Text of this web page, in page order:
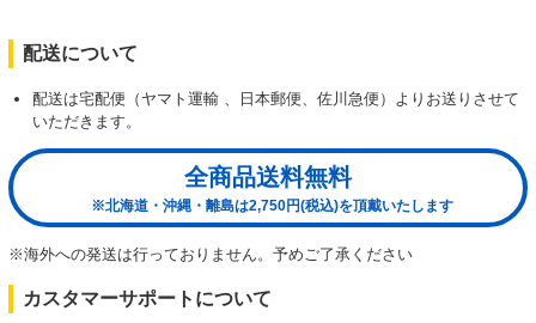
配送について
配送は宅配便（ヤマト運輸 、日本郵便、佐川急便）よりお送りさせて
いただきます。
全商品送料無料
※北海道・沖縄・離島は2,750円(税込)を頂戴いたします
※海外への発送は行っておりません。予めご了承ください
カスタマーサポートについて